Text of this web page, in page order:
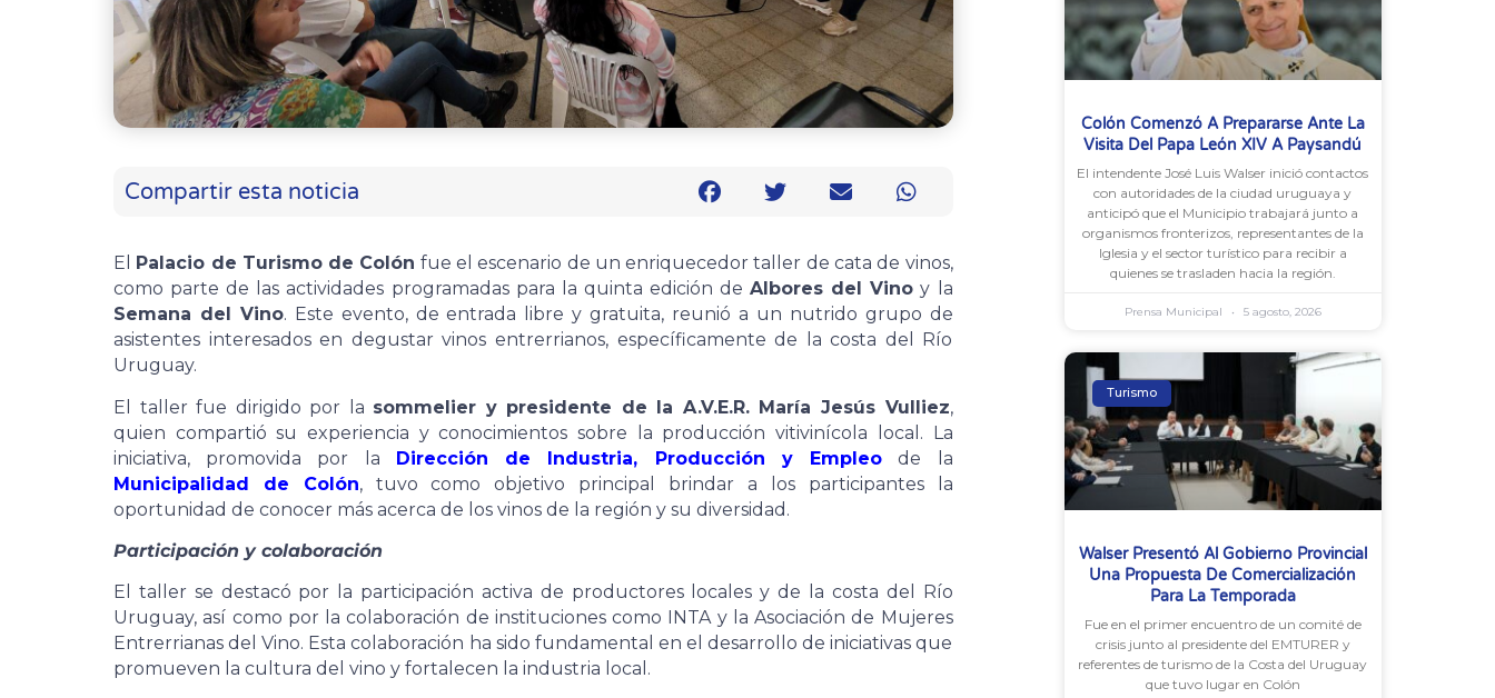
Compartir esta noticia
El Palacio de Turismo de Colón fue el escenario de un enriquecedor taller de cata de vinos,
como parte de las actividades programadas para la quinta edición deAlbores del Vino y la
Semana del Vino. Este evento, de entrada libre y gratuita, reunió a un nutrido grupo de
asistentes interesados en degustar vinos entrerrianos, específicamente de la costa del Río
Uruguay.
El taller fue dirigido por la sommelier y presidente de la A.V.E.R. María Jesús Vulliez,
quien compartió su experiencia y conocimientos sobre la producción vitivinícola local. La
iniciativa, promovida por la Dirección de Industria, Producción y Empleo de la
Municipalidad de Colón, tuvo como objetivo principal brindar a los participantes la
oportunidad de conocer más acerca de los vinos de la región y su diversidad.
Participación y colaboración
El taller se destacó por la participación activa de productores locales y de la costa del Río
Uruguay, así como por la colaboración de instituciones como INTA y la Asociación de Mujeres
Entrerrianas del Vino. Esta colaboración ha sido fundamental en el desarrollo de iniciativas que
promueven la cultura del vino y fortalecen la industria local.
Colón Comenzó A Prepararse Ante La
Visita Del Papa León XIV A Paysandú
El intendente José Luis Walser inició contactos
con autoridades de la ciudad uruguaya y
anticipó que el Municipio trabajará junto a
organismos fronterizos, representantes de la
Iglesia y el sector turístico para recibir a
quienes se trasladen hacia la región.
Prensa Municipal 5 agosto, 2026
Turismo
Walser Presentó Al Gobierno Provincial
Una Propuesta De Comercialización
Para La Temporada
Fue en el primer encuentro de un comité de
crisis junto al presidente del EMTURER y
referentes de turismo de la Costa del Uruguay
que tuvo lugar en Colón